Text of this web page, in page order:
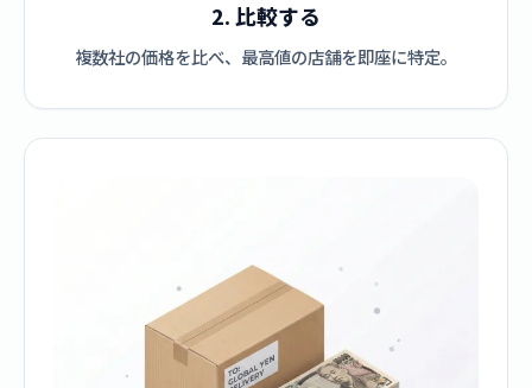
2. 比較する
複数社の価格を比べ、最高値の店舗を即座に特定。